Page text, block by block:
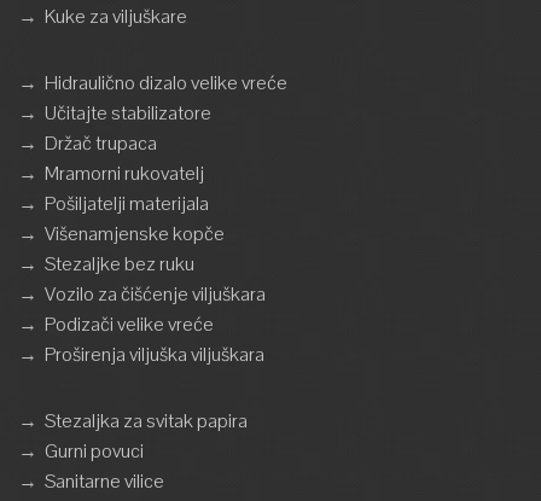
→ Kuke za viljuškare
→ Hidraulično dizalo velike vreće
→ Učitajte stabilizatore
→ Držač trupaca
→ Mramorni rukovatelj
→ Pošiljatelji materijala
→ Višenamjenske kopče
→ Stezaljke bez ruku
→ Vozilo za čišćenje viljuškara
→ Podizači velike vreće
→ Proširenja viljuška viljuškara
→ Stezaljka za svitak papira
→ Gurni povuci
→ Sanitarne vilice